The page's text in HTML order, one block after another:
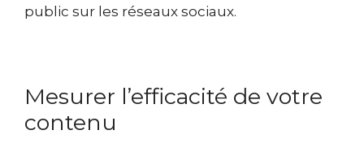
public sur les réseaux sociaux.
Mesurer l’efficacité de votre
contenu